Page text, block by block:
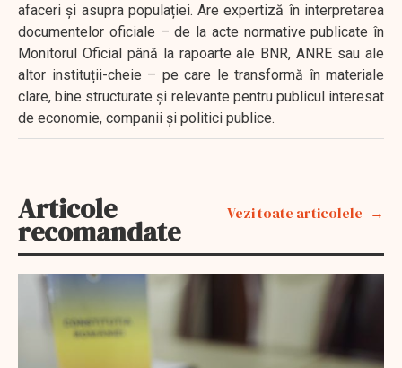
afaceri și asupra populației. Are expertiză în interpretarea
documentelor oficiale – de la acte normative publicate în
Monitorul Oficial până la rapoarte ale BNR, ANRE sau ale
altor instituții-cheie – pe care le transformă în materiale
clare, bine structurate și relevante pentru publicul interesat
de economie, companii și politici publice.
Articole
recomandate
Vezi toate articolele